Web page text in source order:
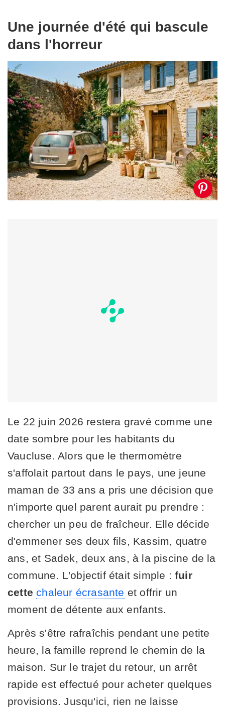
Une journée d'été qui bascule
dans l'horreur
Le 22 juin 2026 restera gravé comme une
date sombre pour les habitants du
Vaucluse. Alors que le thermomètre
s'affolait partout dans le pays, une jeune
maman de 33 ans a pris une décision que
n'importe quel parent aurait pu prendre :
chercher un peu de fraîcheur. Elle décide
d'emmener ses deux fils, Kassim, quatre
ans, et Sadek, deux ans, à la piscine de la
commune. L'objectif était simple :fuir
cette chaleur écrasante et offrir un
moment de détente aux enfants.
Après s'être rafraîchis pendant une petite
heure, la famille reprend le chemin de la
maison. Sur le trajet du retour, un arrêt
rapide est effectué pour acheter quelques
provisions. Jusqu'ici, rien ne laisse